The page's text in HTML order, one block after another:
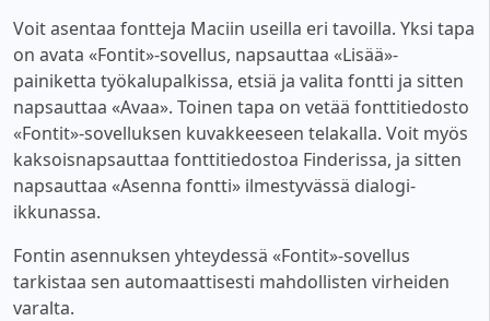
Voit asentaa fontteja Maciin useilla eri tavoilla. Yksi tapa
on avata «Fontit»-sovellus, napsauttaa «Lisää»-
painiketta työkalupalkissa, etsiä ja valita fontti ja sitten
napsauttaa «Avaa». Toinen tapa on vetää fonttitiedosto
«Fontit»-sovelluksen kuvakkeeseen telakalla. Voit myös
kaksoisnapsauttaa fonttitiedostoa Finderissa, ja sitten
napsauttaa «Asenna fontti» ilmestyvässä dialogi-
ikkunassa.
Fontin asennuksen yhteydessä «Fontit»-sovellus
tarkistaa sen automaattisesti mahdollisten virheiden
varalta.